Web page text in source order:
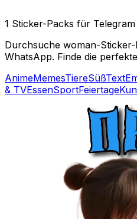
1 Sticker-Packs für
Durchsuche woman-
WhatsApp. Finde die
AnimeMemesTiereSüßText
& TVEssenSportFeiertage